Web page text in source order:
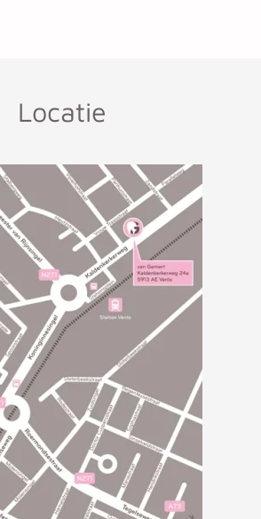
Locatie
van Gemert